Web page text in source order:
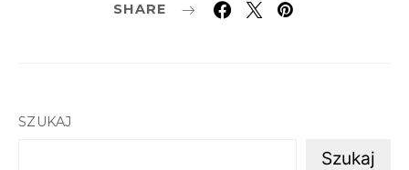
SHARE
SZUKAJ
Szukaj